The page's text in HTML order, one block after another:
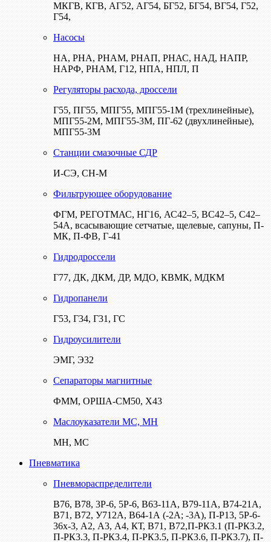
МКГВ, КГВ, АГ52, АГ54, БГ52, БГ54, ВГ54, Г52,
Г54,
Насосы
НА, РНА, РНАМ, РНАП, РНАС, НАД, НАПР,
НАРФ, РНАМ, Г12, НПА, НПЛ, П
Регуляторы расхода, дроссели
Г55, ПГ55, МПГ55, МПГ55-1М (трехлинейные),
МПГ55-2М, МПГ55-3М, ПГ-62 (двухлинейные),
МПГ55-3М
Станции смазочные СДР
И-СЭ, СН-М
Фильтрующее оборудование
ФГМ, РЕГОТМАС, НГ16, АС42–5, ВС42–5, С42–
54А, всасывающие сетчатые, щелевые, сапуны, П-
МК, П-ФВ, Г-41
Гидродроссели
Г77, ДК, ДКМ, ДР, МДО, КВМК, МДКМ
Гидропанели
Г53, Г34, Г31, ГС
Гидроусилители
ЭМГ, Э32
Сепараторы магнитные
ФММ, ОРША-СМ50, Х43
Маслоуказатели МС, МН
МН, МС
Пневматика
Пневмораспределители
В76, В78, 3Р-6, 5Р-6, В63-11А, В79-11А, В74-21А,
В71, В72, У712А, В64-1А (-2А; -3А), П-Р13, 5Р-6-
36х-3, А2, А3, А4, КТ, В71, В72,П-РК3.1 (П-РК3.2,
П-РК3.3, П-РК3.4, П-РК3.5, П-РК3.6, П-РК3.7), П-